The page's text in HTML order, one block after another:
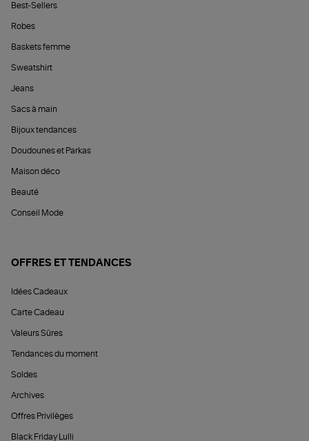
Best-Sellers
Robes
Baskets femme
Sweatshirt
Jeans
Sacs à main
Bijoux tendances
Doudounes et Parkas
Maison déco
Beauté
Conseil Mode
OFFRES ET TENDANCES
Idées Cadeaux
Carte Cadeau
Valeurs Sûres
Tendances du moment
Soldes
Archives
Offres Privilèges
Black Friday Lulli